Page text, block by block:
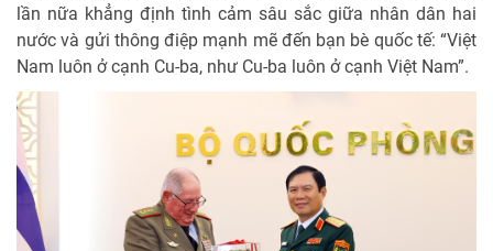
lần nữa khẳng định tình cảm sâu sắc giữa nhân dân hai
nước và gửi thông điệp mạnh mẽ đến bạn bè quốc tế: “Việt
Nam luôn ở cạnh Cu-ba, như Cu-ba luôn ở cạnh Việt Nam”.